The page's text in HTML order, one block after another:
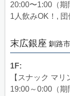
20:00〜1:00（
1人飲みOK！,
末広銀座 釧路
1F:
【スナック マリ
19:00～0:00（